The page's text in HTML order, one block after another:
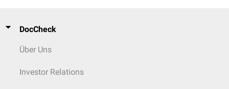
DocCheck
Über Uns
Investor Relations